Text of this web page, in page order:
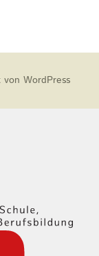
WordPress